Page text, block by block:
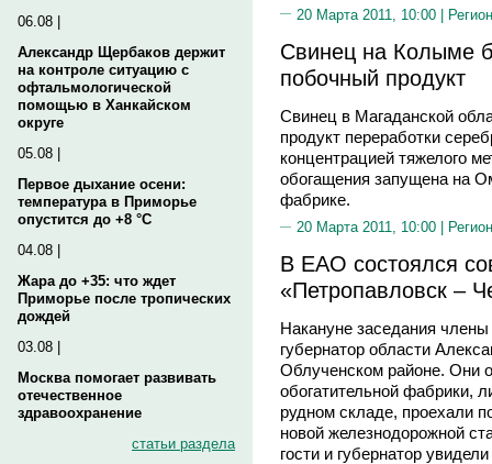
06.08 |
Александр Щербаков держит
на контроле ситуацию с
офтальмологической
помощью в Ханкайском
округе
05.08 |
Первое дыхание осени:
температура в Приморье
опустится до +8 °C
04.08 |
Жара до +35: что ждет
Приморье после тропических
дождей
03.08 |
Москва помогает развивать
отечественное
здравоохранение
статьи раздела
20 Марта 2011, 10:00 |
Свинец на Колыме
побочный продукт
Свинец в Магаданской
продукт переработки
концентрацией тяжелого
обогащения запущена на
фабрике.
20 Марта 2011, 10:00 |
В ЕАО состоялся
«Петропавловск –
Накануне заседания
губернатор области
Облученском районе. Они
обогатительной фабрики,
рудном складе, проехали
новой железнодорожной
гости и губернатор